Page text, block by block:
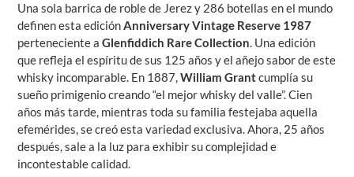
Una sola barrica de roble de Jerez y 286 botellas en el mundo
definen esta ediciónAnniversary Vintage Reserve 1987
perteneciente aGlenfiddich Rare Collection. Una edición
que refleja el espíritu de sus 125 años y el añejo sabor de este
whisky incomparable. En 1887,William Grantcumplía su
sueño primigenio creando “el mejor whisky del valle”. Cien
años más tarde, mientras toda su familia festejaba aquella
efemérides, se creó esta variedad exclusiva. Ahora, 25 años
después, sale a la luz para exhibir su complejidad e
incontestable calidad.